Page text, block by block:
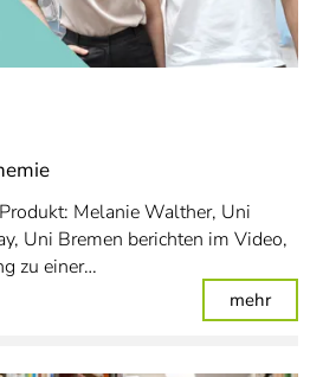
Melanie Walther, Uni
Uni Bremen berichten im Video,
zu einer…
mehr: